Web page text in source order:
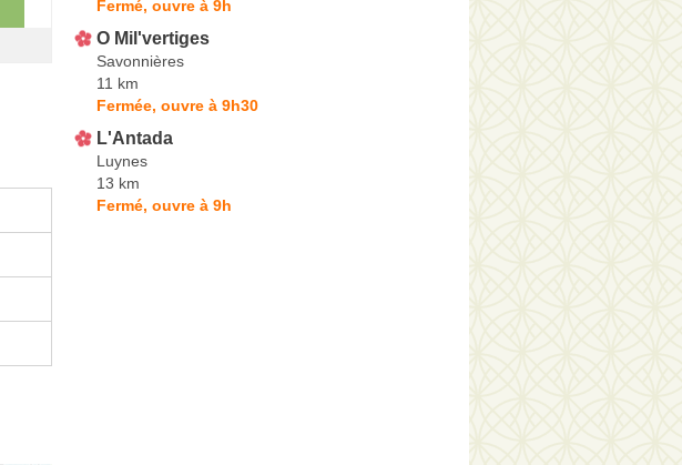
Fermé, ouvre à 9h
O Mil'vertiges
Savonnières
11 km
Fermée, ouvre à 9h30
L'Antada
Luynes
13 km
Fermé, ouvre à 9h